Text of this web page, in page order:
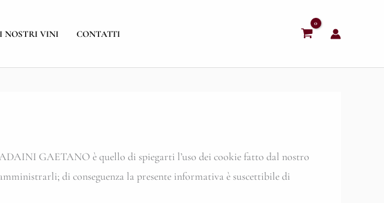
I NOSTRI VINI CONTATTI
GAETANO è quello di spiegarti l’uso dei cookie fatto dal nostro
di conseguenza la presente informativa è suscettibile di